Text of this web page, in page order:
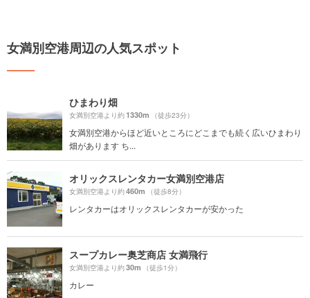
女満別空港周辺の人気スポット
ひまわり畑
女満別空港より約1330m （徒歩23分）
女満別空港からほど近いところにどこまでも続く広いひまわり
畑があります ち...
オリックスレンタカー女満別空港店
女満別空港より約460m （徒歩8分）
レンタカーはオリックスレンタカーが安かった
スープカレー奥芝商店 女満飛行
女満別空港より約30m （徒歩1分）
カレー